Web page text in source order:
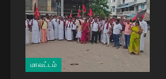
மாவட்டம்